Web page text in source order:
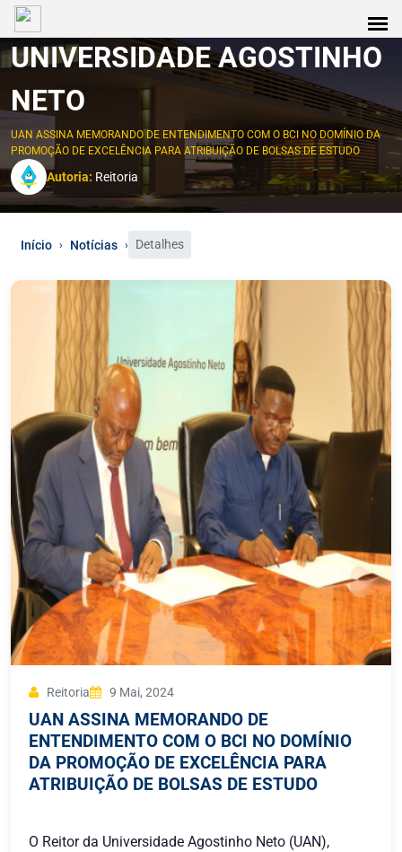
UNIVERSIDADE AGOSTINHO
NETO
UAN ASSINA MEMORANDO DE ENTENDIMENTO COM O BCI NO DOMÍNIO DA
PROMOÇÃO DE EXCELÊNCIA PARA ATRIBUIÇÃO DE BOLSAS DE ESTUDO
Autoria: Reitoria
Início › Notícias › Detalhes
Reitoria 9 Mai, 2024
UAN ASSINA MEMORANDO DE
ENTENDIMENTO COM O BCI NO DOMÍNIO
DA PROMOÇÃO DE EXCELÊNCIA PARA
ATRIBUIÇÃO DE BOLSAS DE ESTUDO
O Reitor da Universidade Agostinho Neto (UAN),